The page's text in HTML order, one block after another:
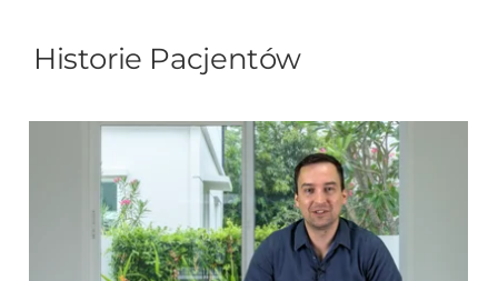
Historie Pacjentów